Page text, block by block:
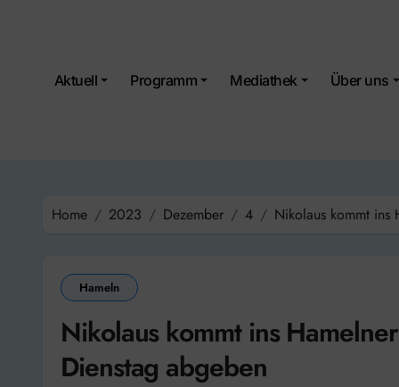
Aktuell Programm Mediathek Über uns
Home 2023 Dezember 4 Nikolaus kommt ins
Hameln
Nikolaus kommt ins
Dienstag abgeben